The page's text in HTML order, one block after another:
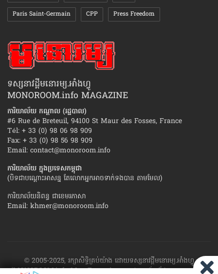
Paris Saint-Germain CPP Press Freedom
ទស្សនាវដ្ដីមនោរម្យ.អាំងហ្វូ
MONOROOM.info MAGAZINE
ការិយាល័យ កណ្ដាល (រដ្ឋបាល)
#6 Rue de Breteuil, 94100 St Maur des Fosses, France
Tél: + 33 (0) 98 06 98 909
Fax: + 33 (0) 98 56 98 909
Email: contact@monoroom.info
ការិយាល័យ ក្នុង​ប្រទេស​កម្ពុជា
(បិទជាបណ្ដោះអាសន្ន តែលោកអ្នកអាចទាក់ទងបាន តាមមែល)
ការិយាល័យនិពន្ធ ជាខេមរភាសា
Email: khmer@monoroom.info
© 2005-2025, រក្សាសិទ្ធិគ្រប់យ៉ាង ដោយទស្សនាវដ្ដី​មនោរម្យ.អាំងហ្វូ
(MONOROOM.info Mag France)។ ហាម​ដក​ស្រង់​នូវ​ផ្នែក​ណា​មួយ​ ឬ​ផ្នែក​